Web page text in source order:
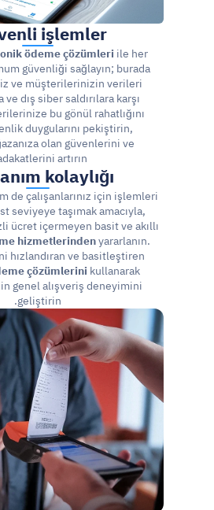
işlemler.
ödeme çözümleri ile her
güvenliği sağlayın; burada
ve müşterilerinizin verileri
ve dış siber saldırılara karşı
bu gönül rahatlığını
duygularını pekiştirin,
olan güvenlerini ve
artırın.
kolaylığı.
de çalışanlarınız için işlemleri
seviyeye taşımak amacıyla,
hizmetlerinden yararlanın.
çözümlerini kullanarak
genel alışveriş deneyimini
geliştirin.